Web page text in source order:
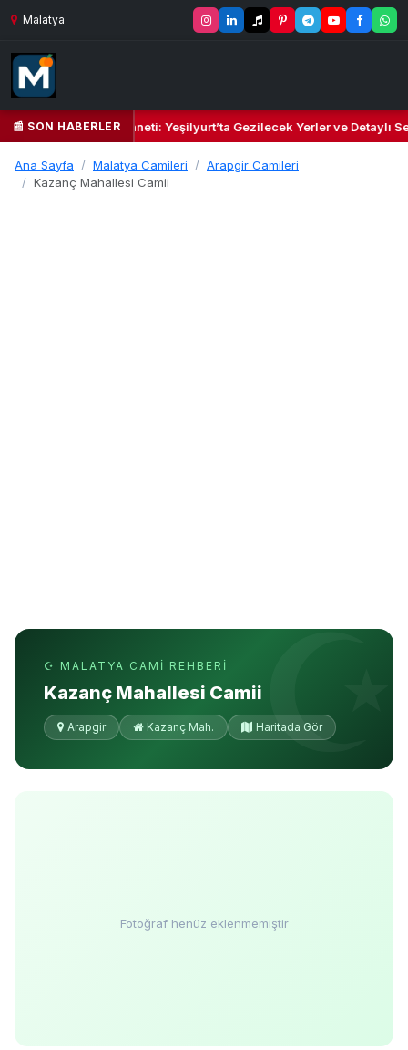
Malatya
📰 SON HABERLER
Kalbi ve Kültür Cenneti: Yeşilyurt’ta Gezilecek Yerler ve Detaylı
Ana Sayfa Malatya Camileri
Arapgir Camileri
Kazanç Mahallesi Camii
☪ MALATYA CAMI REHBERI
Kazanç Mahallesi Camii
Arapgir Kazanç Mah. Haritada Gör
Fotoğraf henüz eklenmemiştir